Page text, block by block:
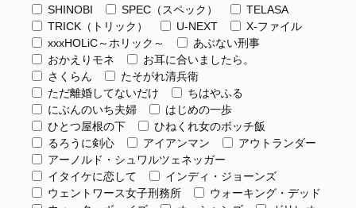
SHINOBI
SPEC（スペック）
TELASA
TRICK（トリック）
U-NEXT
X-ファイル
xxxHOLiC～ホリック～
あぶない刑事
おかえりモネ
お耳に合いましたら。
さくらん
たそがれ清兵衛
ただ離婚してないだけ
ちはやふる
にぶんのいち夫婦
はじめの一歩
ひとつ屋根の下
ひねくれ女のボッチ飯
るろうに剣心
アイアンマン
アウトランダー
アーノルド・シュワルツェネッガー
イタイケに恋して
インディ・ジョーンズ
ウェントワース女子刑務所
ウォーキング・デッド